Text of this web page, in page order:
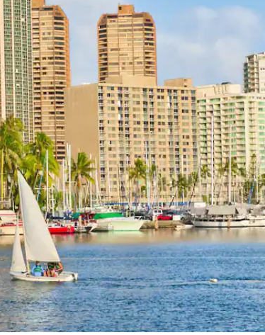
le bas pour les parcourir ou en appuyant et en